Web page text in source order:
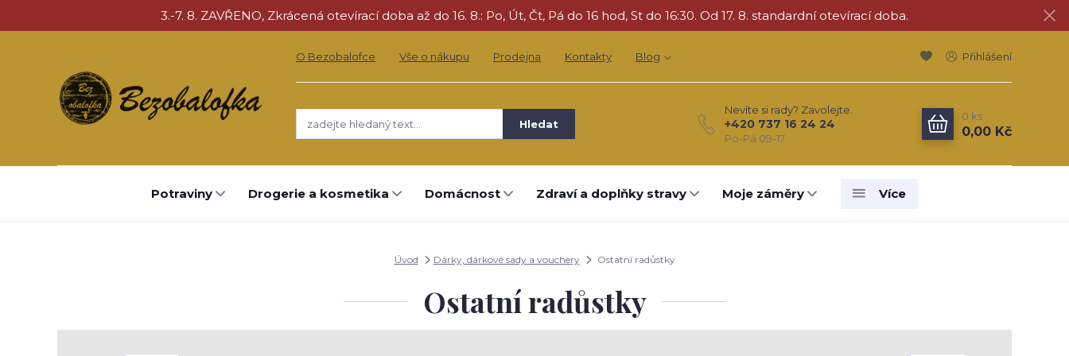
3.-7. 8. ZAVŘENO, Zkrácená otevírací doba až do 16. 8.: Po, Út, Čt, Pá do 16 hod, St do 16:30. Od 17. 8. standardní otevírací doba.
O Bezobalofce Vše o nákupu Prodejna Kontakty Blog Přihlášení
Hledat
Nevíte si rady? Zavolejte.
+420 737 16 24 24
Po-Pá 09-17
0 ks
0,00 Kč
Potraviny Drogerie a kosmetika Domácnost Zdraví a doplňky stravy Moje záměry Více
Úvod Dárky, dárkové sady a vouchery Ostatní radůstky
Ostatní radůstky